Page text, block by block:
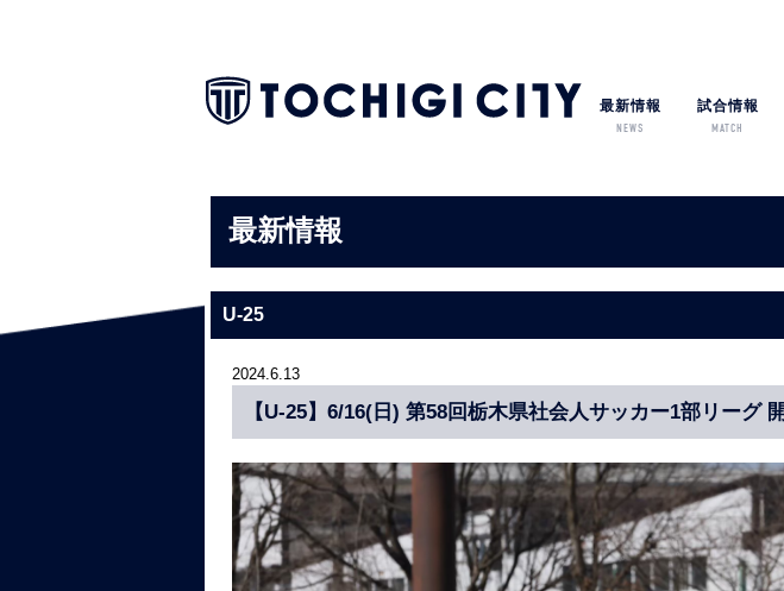
最新情報
NEWS
試合情報
MATCH
最新情報
U-25
2024.6.13
【U-25】6/16(日) 第58回栃木県社会人サッカー1部リーグ